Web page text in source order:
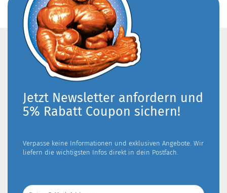
Jetzt Newsletter anfordern und
5% Rabatt Coupon sichern!
Verpasse keine Informationen und exklusiven Angebote. Wir
liefern die wichtigsten Infos direkt in dein Postfach.
Deine